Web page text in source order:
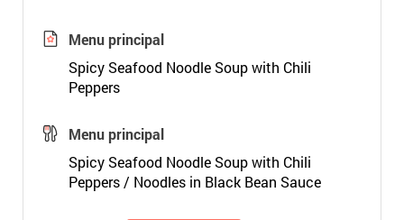
Menu principal
Spicy Seafood Noodle Soup with Chili
Peppers
Menu principal
Spicy Seafood Noodle Soup with Chili
Peppers / Noodles in Black Bean Sauce